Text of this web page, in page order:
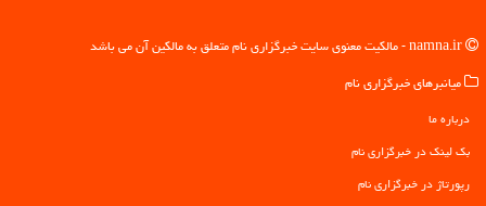
میانبرهای خبرگزاری نام
درباره ما
بک لینک در خبرگزاری نام
رپورتاژ در خبرگزاری نام